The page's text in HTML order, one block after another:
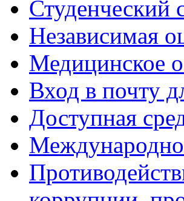
Студенческий
Независимая
Медицинское
Вход в почту
Доступная